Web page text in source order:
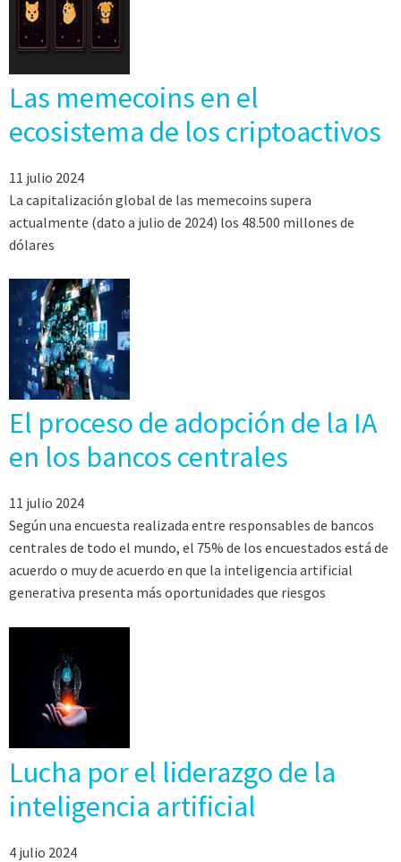
Las memecoins en el
ecosistema de los criptoactivos
11 julio 2024
La capitalización global de las memecoins supera
actualmente (dato a julio de 2024) los 48.500 millones de
dólares
El proceso de adopción de la IA
en los bancos centrales
11 julio 2024
Según una encuesta realizada entre responsables de bancos
centrales de todo el mundo, el 75% de los encuestados está de
acuerdo o muy de acuerdo en que la inteligencia artificial
generativa presenta más oportunidades que riesgos
Lucha por el liderazgo de la
inteligencia artificial
4 julio 2024